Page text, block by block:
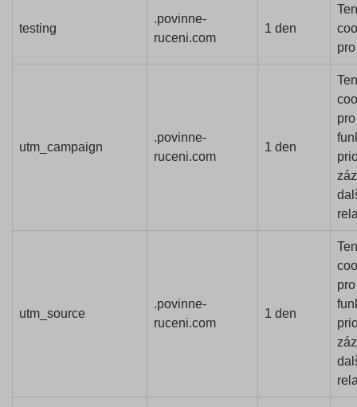
testing
.povinne-
ruceni.com
1 den
utm_campaign
.povinne-
ruceni.com
1 den
utm_source
.povinne-
ruceni.com
1 den